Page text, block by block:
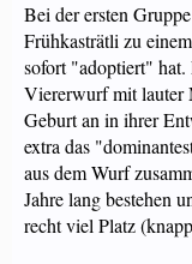
Bei der ersten
Frühkasträtli zu
sofort "adoptiert" hat.
Viererwurf mit lauter
Geburt an in ihrer
extra das
aus dem Wurf
Jahre lang bestehen
recht viel Platz